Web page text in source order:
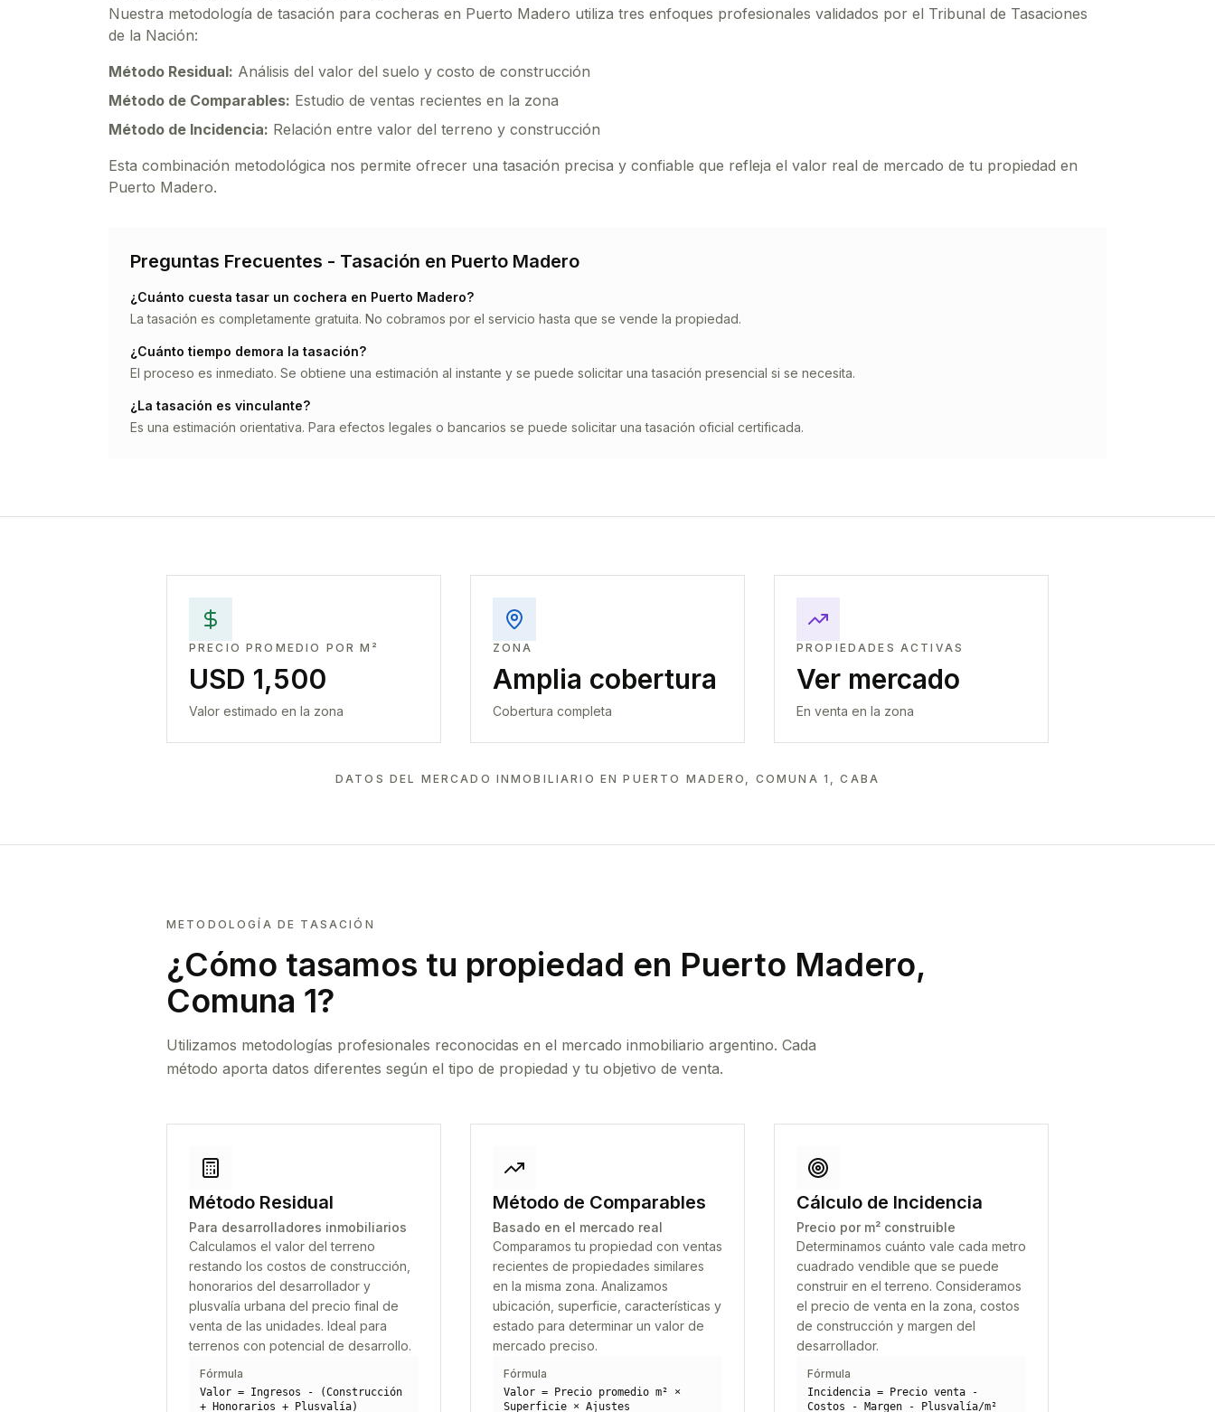
Nuestra metodología de tasación para cocheras en Puerto Madero utiliza tres enfoques profesionales validados por el Tribunal de Tasaciones
de la Nación:
Método Residual: Análisis del valor del suelo y costo de construcción
Método de Comparables: Estudio de ventas recientes en la zona
Método de Incidencia: Relación entre valor del terreno y construcción
Esta combinación metodológica nos permite ofrecer una tasación precisa y confiable que refleja el valor real de mercado de tu propiedad en
Puerto Madero.
Preguntas Frecuentes - Tasación en Puerto Madero
¿Cuánto cuesta tasar un cochera en Puerto Madero?
La tasación es completamente gratuita. No cobramos por el servicio hasta que se vende la propiedad.
¿Cuánto tiempo demora la tasación?
El proceso es inmediato. Se obtiene una estimación al instante y se puede solicitar una tasación presencial si se necesita.
¿La tasación es vinculante?
Es una estimación orientativa. Para efectos legales o bancarios se puede solicitar una tasación oficial certificada.
PRECIO PROMEDIO POR M²
USD 1,500
Valor estimado en la zona
ZONA
Amplia cobertura
Cobertura completa
PROPIEDADES ACTIVAS
Ver mercado
En venta en la zona
DATOS DEL MERCADO INMOBILIARIO ENPUERTO MADERO, COMUNA 1, CABA
METODOLOGÍA DE TASACIÓN
¿Cómo tasamos tu propiedad en Puerto Madero,
Comuna 1?
Utilizamos metodologías profesionales reconocidas en el mercado inmobiliario argentino. Cada
método aporta datos diferentes según el tipo de propiedad y tu objetivo de venta.
Método Residual
Para desarrolladores inmobiliarios
Calculamos el valor del terreno
restando los costos de construcción,
honorarios del desarrollador y
plusvalía urbana del precio final de
venta de las unidades. Ideal para
terrenos con potencial de desarrollo.
Fórmula
Valor = Ingresos - (Construcción
+ Honorarios + Plusvalía)
Método de Comparables
Basado en el mercado real
Comparamos tu propiedad con ventas
recientes de propiedades similares
en la misma zona. Analizamos
ubicación, superficie, características y
estado para determinar un valor de
mercado preciso.
Fórmula
Valor = Precio promedio m² ×
Superficie × Ajustes
Cálculo de Incidencia
Precio por m² construible
Determinamos cuánto vale cada metro
cuadrado vendible que se puede
construir en el terreno. Consideramos
el precio de venta en la zona, costos
de construcción y margen del
desarrollador.
Fórmula
Incidencia = Precio venta -
Costos - Margen - Plusvalía/m²